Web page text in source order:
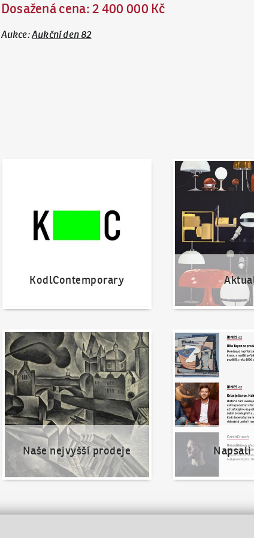
Dosažená cena:2 400 000 Kč
Aukce:Aukční den 82
KodlContemporary
Aktuality
Naše nejvyšší prodeje
Naše nejvyšší prodeje
Napsali
Napsali o nás